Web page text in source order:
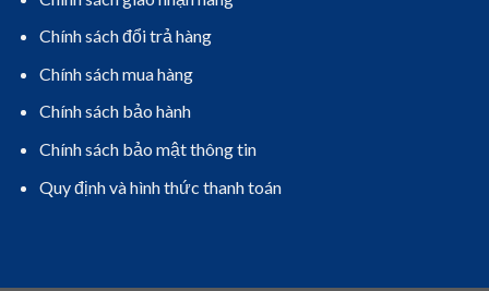
Chính sách đổi trả hàng
Chính sách mua hàng
Chính sách bảo hành
Chính sách bảo mật thông tin
Quy định và hình thức thanh toán